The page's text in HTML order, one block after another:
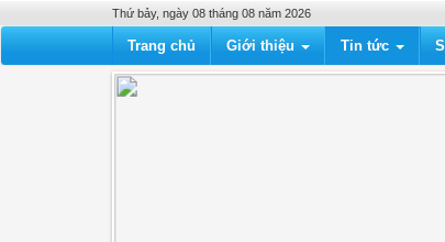
Thứ bảy, ngày 08 tháng 08 năm 2026
Trang chủ Giới thiệu Tin tức